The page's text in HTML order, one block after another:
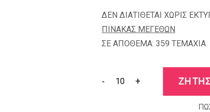
ΔΕΝ ΔΙΑΤΙΘΕΤΑΙ ΧΩΡΙΣ
ΠΙΝΑΚΑΣ ΜΕΓΕΘΩΝ
ΣΕ ΑΠΟΘΕΜΑ: 359 TEMAXIA
- +